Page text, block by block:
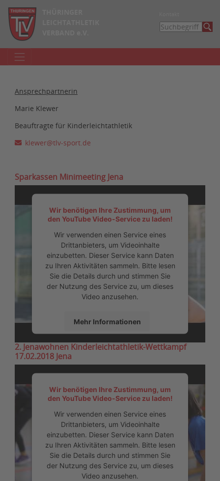
Ansprechpartnerin
Marie Klewer
Beauftragte für Kinderleichtathletik
klewer@tlv-sport.de
Sparkassen Minimeeting Jena
Wir benötigen Ihre Zustimmung, um
den YouTube Video-Service zu laden!
Wir verwenden einen Service eines
Drittanbieters, um Videoinhalte
einzubetten. Dieser Service kann Daten
zu Ihren Aktivitäten sammeln. Bitte lesen
Sie die Details durch und stimmen Sie
der Nutzung des Service zu, um dieses
Video anzusehen.
Mehr Informationen
Akzeptieren
powered byUsercentrics Consent
Management Platform&eRecht24
2. Jenawohnen Kinderleichtathletik-Wettkampf
17.02.2018 Jena
Wir benötigen Ihre Zustimmung, um
den YouTube Video-Service zu laden!
Wir verwenden einen Service eines
Drittanbieters, um Videoinhalte
einzubetten. Dieser Service kann Daten
zu Ihren Aktivitäten sammeln. Bitte lesen
Sie die Details durch und stimmen Sie
der Nutzung des Service zu, um dieses
Video anzusehen.